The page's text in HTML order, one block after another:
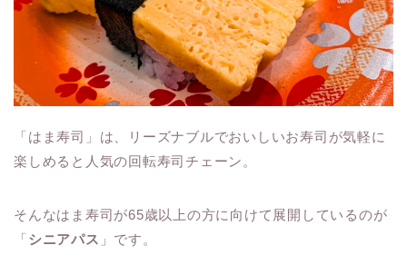
「はま寿司」は、リーズナブルでおいしいお寿司が気軽に
楽しめると人気の回転寿司チェーン。
そんなはま寿司が65歳以上の方に向けて展開しているのが
「シニアパス 」です。